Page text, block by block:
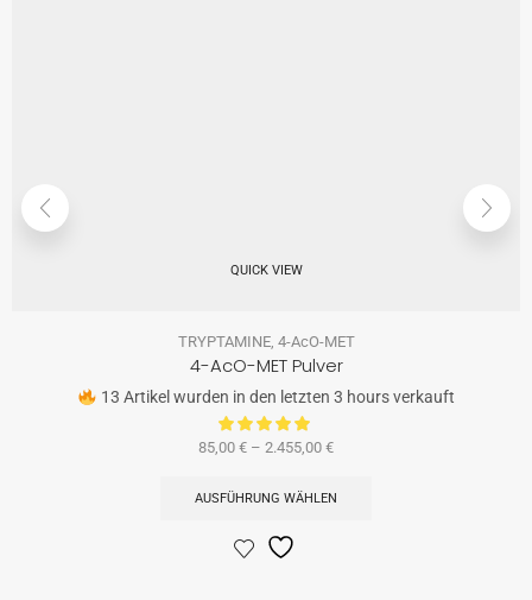
QUICK VIEW
TRYPTAMINE, 4-AcO-MET
4-AcO-MET Pulver
13 Artikel wurden in den letzten 3 hours verkauft
85,00 € – 2.455,00 €
AUSFÜHRUNG WÄHLEN